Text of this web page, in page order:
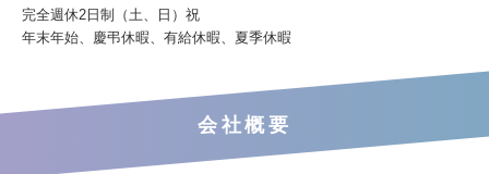
完全週休2日制（土、日）祝
年末年始、慶弔休暇、有給休暇、夏季休暇
会社概要